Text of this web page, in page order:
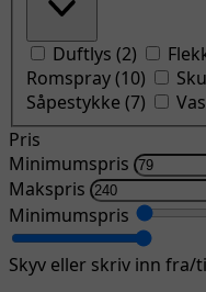
Duftlys (2)
Romspray(10)
Såpestykke (7)
Pris
Minimumspris
Makspris
Minimumspris
Skyv eller skriv inn fra/